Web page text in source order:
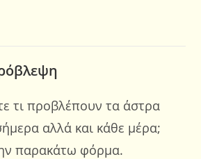
τι προβλέπουν τα άστρα
αλλά και κάθε μέρα;
παρακάτω φόρμα.